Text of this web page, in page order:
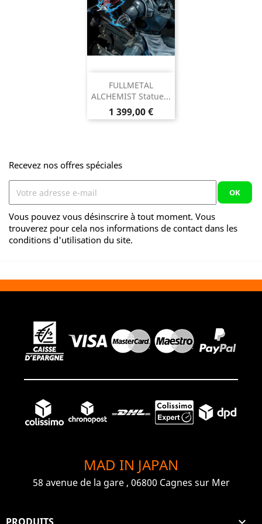
FULLMETAL
ALCHEMIST Statue...
Prix
1 399,00 €
Recevez nos offres spéciales
Vous pouvez vous désinscrire à tout moment. Vous
trouverez pour cela nos informations de contact dans les
conditions d'utilisation du site.
MAD IN JAPAN
58 avenue de la gare , 06800 Cagnes sur Mer